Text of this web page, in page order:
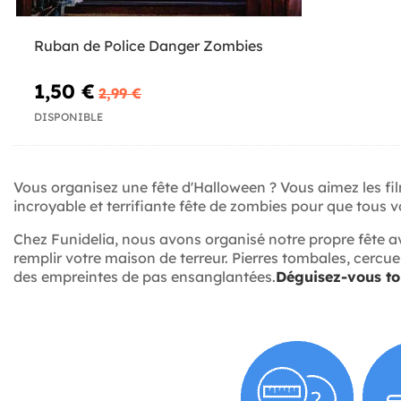
Ruban de Police Danger Zombies
1,50 € 2,99 €
DISPONIBLE
Vous organisez une fête d'Halloween ? Vous aimez les
incroyable et terrifiante fête de zombies pour que tous
Chez Funidelia, nous avons organisé notre propre fête
remplir votre maison de terreur. Pierres tombales,
des empreintes de pas ensanglantées.Déguisez-vous